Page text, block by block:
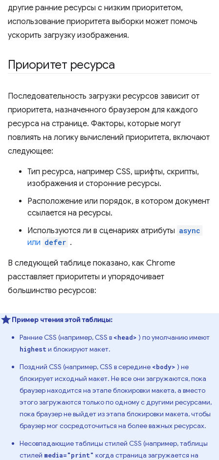
другие ранние ресурсы с низким приоритетом,
использование приоритета выборки может помочь
ускорить загрузку изображения.
Приоритет ресурса
Последовательность загрузки ресурсов зависит от
приоритета, назначенного браузером для каждого
ресурса на странице. Факторы, которые могут
повлиять на логику вычислений приоритета, включают
следующее:
Тип ресурса, например CSS, шрифты, скрипты,
изображения и сторонние ресурсы.
Расположение или порядок, в котором документ
ссылается на ресурсы.
Используются ли в сценариях атрибуты async
или defer .
В следующей таблице показано, как Chrome
расставляет приоритеты и упорядочивает
большинство ресурсов:
Пример чтения этой таблицы:
Ранние CSS (например, CSS в <head> ) по умолчанию имеют
highest и блокируют макет.
Поздний CSS (например, CSS в середине <body> ) не
блокирует исходный макет. Не все они загружаются, пока
браузер находится на этапе блокировки макета, а вместо
этого загружаются только по одному с другими ресурсами,
пока браузер не выйдет из этапа блокировки макета, чтобы
браузер мог сосредоточиться на более важных ресурсах.
Несовпадающие таблицы стилей CSS (например, таблицы
стилей media="print" когда страница загружается на